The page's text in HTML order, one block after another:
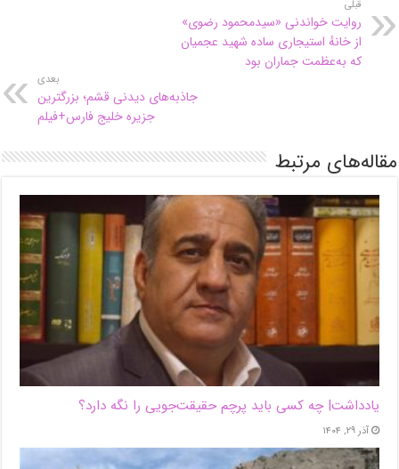
قبلی
روایت خواندنی «سیدمحمود رضوی»
از خانهٔ استیجاری ساده‌ شهید عجمیان
که به‌عظمت جماران بود
بعدی
جاذبه‌های دیدنی قشم؛ بزرگترین
جزیره خلیج فارس+فیلم
مقاله‌های مرتبط
یادداشت| ‌چه کسی باید پرچم حقیقت‌جویی را نگه دارد؟
آذر ۲۹, ۱۴۰۴